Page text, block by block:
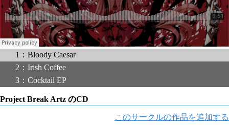
1：Bloody Caesar
2：Irish Coffee
3：Cocktail EP
Project Break Artz のCD
このサークルの作品を追加する